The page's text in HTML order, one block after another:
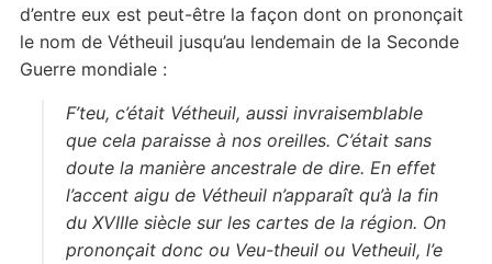
d’entre eux est peut-être la façon dont on prononçait
le nom de Vétheuil jusqu’au lendemain de la Seconde
Guerre mondiale :
F’teu, c’était Vétheuil, aussi invraisemblable
que cela paraisse à nos oreilles. C’était sans
doute la manière ancestrale de dire. En effet
l’accent aigu de Vétheuil n’apparaît qu’à la fin
du XVIIIe siècle sur les cartes de la région. On
prononçait donc ou Veu-theuil ou Vetheuil, l’e